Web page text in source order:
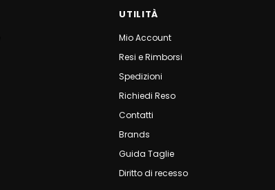
UTILITÀ
Mio Account
Resi e Rimborsi
Spedizioni
Richiedi Reso
Contatti
Brands
Guida Taglie
Diritto di recesso